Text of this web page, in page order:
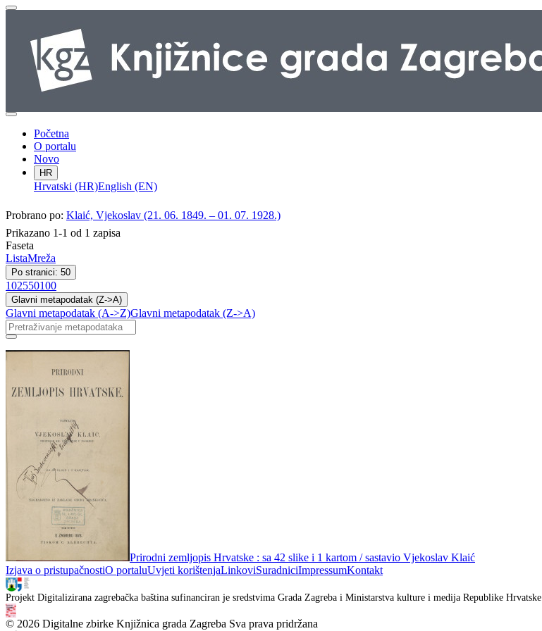
Početna
O portalu
Novo
HR
Hrvatski (HR)English (EN)
Probrano po: Klaić, Vjekoslav (21. 06. 1849. – 01. 07. 1928.)
Prikazano 1-1 od 1 zapisa
Faseta
ListaMreža
Po stranici: 50
102550100
Glavni metapodatak (Z->A)
Glavni metapodatak (A->Z)Glavni metapodatak (Z->A)
Prirodni zemljopis Hrvatske : sa 42 slike i 1 kartom / sastavio Vjekoslav Klaić
Izjava o pristupačnostiO portaluUvjeti korištenjaLinkoviSuradniciImpressumKontakt
Projekt Digitalizirana zagrebačka baština sufinanciran je sredstvima Grada Zagreba i Ministarstva kulture i medija Republike Hrvatske
© 2026 Digitalne zbirke Knjižnica grada Zagreba Sva prava pridržana